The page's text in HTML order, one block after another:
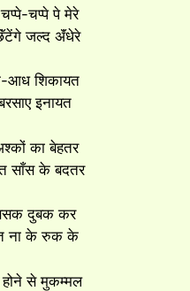
चप्पे पे मेरे
जल्द ॲंधेरे
आध शिकायत
इनायत
का बेहतर
साँस के बदतर
दुबक कर
ना के रुक के
होने से मुकम्मल